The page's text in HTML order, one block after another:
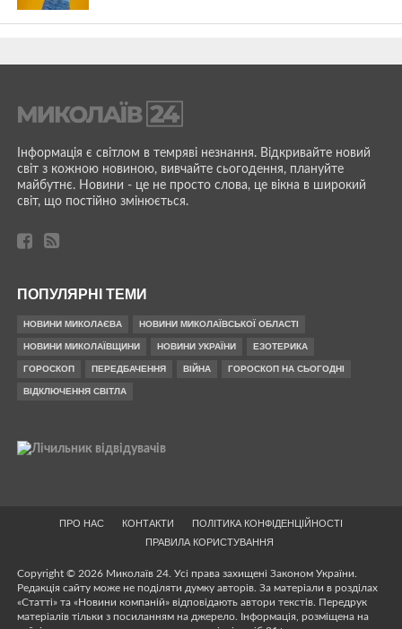
Інформація є світлом в темряві незнання. Відкривайте новий
світ з кожною новиною, вивчайте сьогодення, плануйте
майбутнє. Новини - це не просто слова, це вікна в широкий
світ, що постійно змінюється.
ПОПУЛЯРНІ ТЕМИ
НОВИНИ МИКОЛАЄВА НОВИНИ МИКОЛАЇВСЬКОЇ ОБЛАСТІ
НОВИНИ МИКОЛАЇВЩИНИ НОВИНИ УКРАЇНИ ЕЗОТЕРИКА
ГОРОСКОП ПЕРЕДБАЧЕННЯ ВІЙНА ГОРОСКОП НА СЬОГОДНІ
ВІДКЛЮЧЕННЯ СВІТЛА
ПРО НАС КОНТАКТИ
ПОЛІТИКА КОНФІДЕНЦІЙНОСТІ
ПРАВИЛА КОРИСТУВАННЯ
Copyright © 2026 Миколаїв 24. Усі права захищені Законом України.
Редакція сайту може не поділяти думку авторів. За матеріали в розділах
«Статті» та «Новини компаній» відповідають автори текстів. Передрук
матеріалів тільки з посиланням на джерело. Інформація, розміщена на